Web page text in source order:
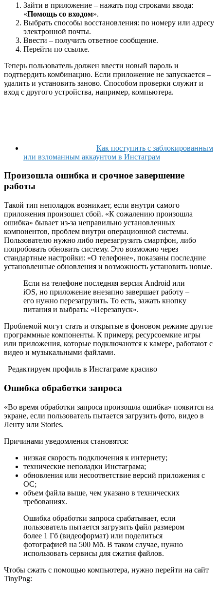
Зайти в приложение – нажать под строками ввода:
«Помощь со входом».
Выбрать способы восстановления: по номеру или адресу
электронной почты.
Ввести – получить ответное сообщение.
Перейти по ссылке.
Теперь пользователь должен ввести новый пароль и
подтвердить комбинацию. Если приложение не запускается –
удалить и установить заново. Способом проверки служит и
вход с другого устройства, например, компьютера.
Как поступить с заблокированным
или взломанным аккаунтом в Инстаграм
Произошла ошибка и срочное завершение
работы
Такой тип неполадок возникает, если внутри самого
приложения произошел сбой. «К сожалению произошла
ошибка» бывает из-за неправильно установленных
компонентов, проблем внутри операционной системы.
Пользователю нужно либо перезагрузить смартфон, либо
попробовать обновить систему. Это возможно через
стандартные настройки: «О телефоне», показаны последние
установленные обновления и возможность установить новые.
Если на телефоне последняя версия Android или
iOS, но приложение внезапно завершает работу –
его нужно перезагрузить. То есть, зажать кнопку
питания и выбрать: «Перезапуск».
Проблемой могут стать и открытые в фоновом режиме другие
программные компоненты. К примеру, ресурсоемкие игры
или приложения, которые подключаются к камере, работают с
видео и музыкальными файлами.
Редактируем профиль в Инстаграме красиво
Ошибка обработки запроса
«Во время обработки запроса произошла ошибка» появится на
экране, если пользователь пытается загрузить фото, видео в
Ленту или Stories.
Причинами уведомления становятся:
низкая скорость подключения к интернету;
технические неполадки Инстаграма;
обновления или несоответствие версий приложения с
ОС;
объем файла выше, чем указано в технических
требованиях.
Ошибка обработки запроса срабатывает, если
пользователь пытается загрузить файл размером
более 1 Гб (видеоформат) или поделиться
фотографией на 500 Мб. В таком случае, нужно
использовать сервисы для сжатия файлов.
Чтобы сжать с помощью компьютера, нужно перейти на сайт
TinyPng: